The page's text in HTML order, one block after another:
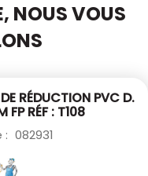
NOUS VOUS
RÉDUCTION PVC D.
FP RÉF : T108
: 082931